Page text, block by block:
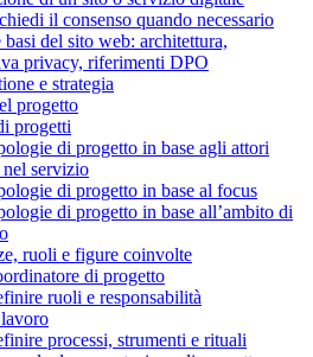
il consenso quando necessario
basi del sito web: architettura,
privacy, riferimenti DPO
e strategia
progetto
progetti
di progetto in base agli attori
servizio
di progetto in base al focus
di progetto in base all’ambito di
ruoli e figure coinvolte
di progetto
ruoli e responsabilità
processi, strumenti e rituali